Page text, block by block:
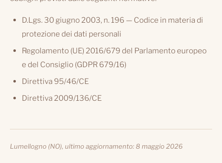
D.Lgs. 30 giugno 2003, n. 196 — Codice in materia di
protezione dei dati personali
Regolamento (UE) 2016/679 del Parlamento europeo
e del Consiglio (GDPR 679/16)
Direttiva 95/46/CE
Direttiva 2009/136/CE
Lumellogno (NO), ultimo aggiornamento: 8 maggio 2026